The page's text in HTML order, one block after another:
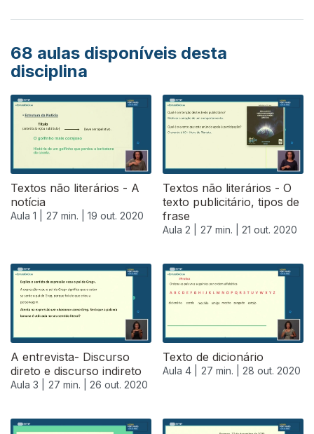
68 aulas disponíveis desta
disciplina
Textos não literários - A
notícia
Aula 1 | 27 min. | 19 out. 2020
Textos não literários - O
texto publicitário, tipos de
frase
Aula 2 | 27 min. | 21 out. 2020
A entrevista- Discurso
direto e discurso indireto
Aula 3 | 27 min. | 26 out. 2020
Texto de dicionário
Aula 4 | 27 min. | 28 out. 2020